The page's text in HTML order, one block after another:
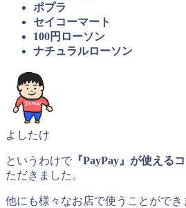
ポプラ
セイコーマート
100円ローソン
ナチュラルローソン
よしたけ
というわけで 『PayPay』が使える
ただきました。
他にも様々なお店で使うことができ